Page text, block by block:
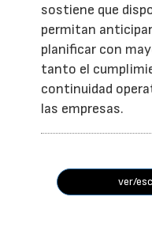
sostiene que
permitan
planificar con
tanto el
continuidad
las empresas.
ver/